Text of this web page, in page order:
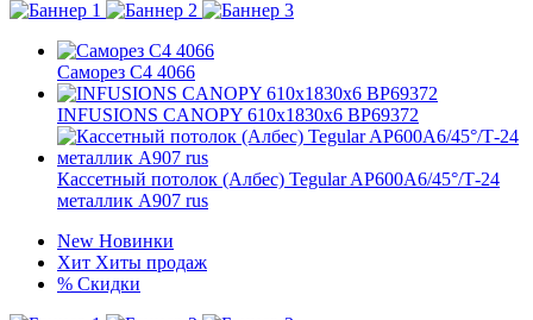
Саморез C4 4066
INFUSIONS CANOPY 610x1830x6 BP69372
Кассетный потолок (Албес) Tegular AP600A6/45°/Т-24
металлик А907 rus
New Новинки
Хит Хиты продаж
% Скидки